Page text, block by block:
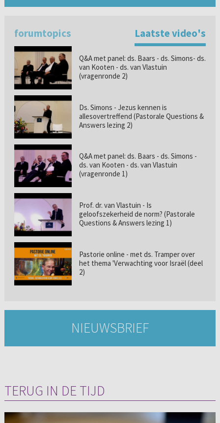
forumtopics Laatste video's
Q&A met panel: ds. Baars - ds. Simons- ds.
van Kooten - ds. van Vlastuin
(vragenronde 2)
Ds. Simons - Jezus kennen is
allesovertreffend (Pastorale Questions &
Answers lezing 2)
Q&A met panel: ds. Baars - ds. Simons -
ds. van Kooten - ds. van Vlastuin
(vragenronde 1)
Prof. dr. van Vlastuin - Is
geloofszekerheid de norm? (Pastorale
Questions & Answers lezing 1)
Pastorie online - met ds. Tramper over
het thema 'Verwachting voor Israël (deel
2)
NIEUWSBRIEF
TERUG IN DE TIJD